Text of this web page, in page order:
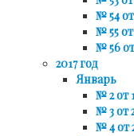
№ 54
№ 55
№ 56
2017 год
Январь
№ 2 от
№ 3 от
№ 4 от